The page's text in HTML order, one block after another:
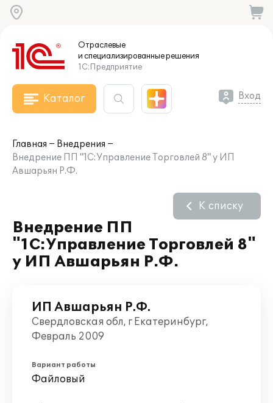
Отраслевые
и специализированныерешения
1С:Предприятие
Каталог Вход
Главная
Внедрения
Внедрение ПП "1С:Управление Торговлей 8" у ИП
Авшарьян Р.Ф.
Внедрение ПП
"1С:Управление Торговлей 8"
у ИП Авшарьян Р.Ф.
К списку
ИП Авшарьян Р.Ф.
Свердловская обл, г Екатеринбург,
Февраль 2009
Вариант работы
Файловый